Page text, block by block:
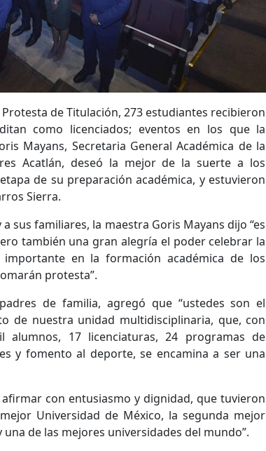
de Titulación, 273 estudiantes recibieron
como licenciados; eventos en los que la
Mayans, Secretaria General Académica de la
Acatlán, deseó la mejor de la suerte a los
de su preparación académica, y estuvieron
Sierra.
sus familiares, la maestra Goris Mayans dijo “es
también una gran alegría el poder celebrar la
en la formación académica de los
protesta”.
de familia, agregó que “ustedes son el
de nuestra unidad multidisciplinaria, que, con
17 licenciaturas, 24 programas de
y fomento al deporte, se encamina a ser una
con entusiasmo y dignidad, que tuvieron
Universidad de México, la segunda mejor
de las mejores universidades del mundo”.